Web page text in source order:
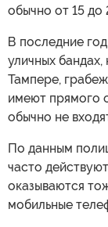
обычно от 15 до
В последние
уличных
Тампере,
имеют прямого
обычно не
По данным
часто
оказываются
мобильные